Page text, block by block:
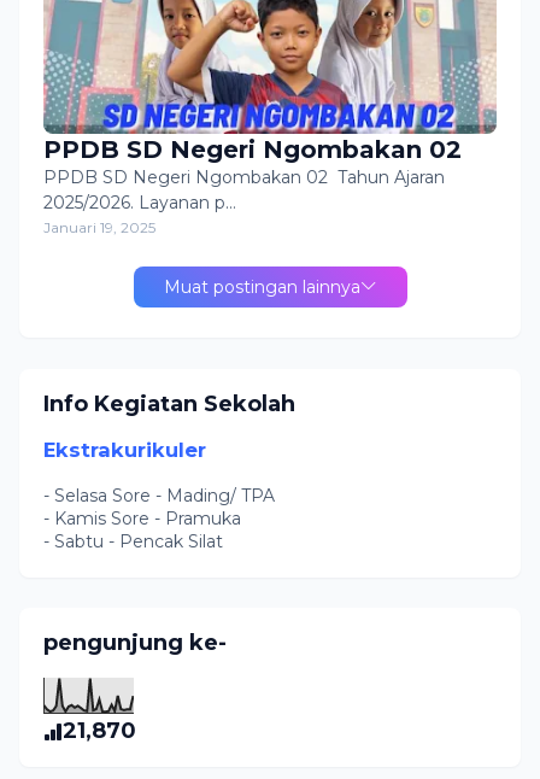
PPDB SD Negeri Ngombakan 02
PPDB SD Negeri Ngombakan 02 Tahun Ajaran
2025/2026. Layanan p…
Januari 19, 2025
Muat postingan lainnya
Info Kegiatan Sekolah
Ekstrakurikuler
- Selasa Sore - Mading/ TPA
- Kamis Sore - Pramuka
- Sabtu - Pencak Silat
pengunjung ke-
21,870